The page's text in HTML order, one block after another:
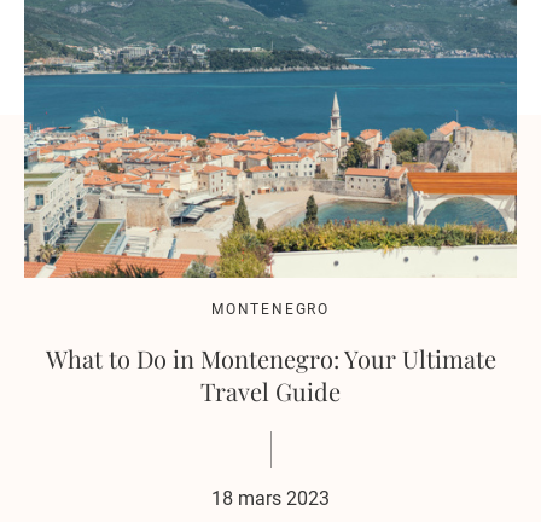
MONTENEGRO
What to Do in Montenegro: Your Ultimate
Travel Guide
18 mars 2023